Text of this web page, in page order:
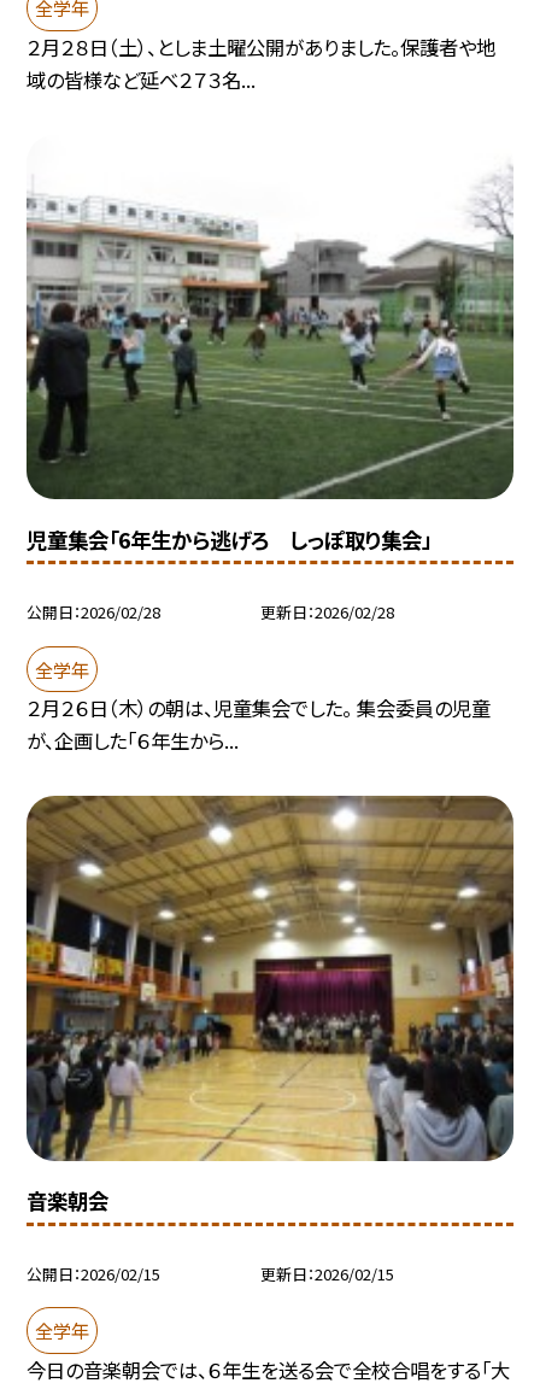
全学年
２月２８日（土）、としま土曜公開がありました。保護者や地
域の皆様など延べ２７３名...
児童集会「6年生から逃げろ しっぽ取り集会」
公開日 2026/02/28 更新日 2026/02/28
全学年
２月２６日（木）の朝は、児童集会でした。 集会委員の児童
が、企画した「６年生から...
音楽朝会
公開日 2026/02/15 更新日 2026/02/15
全学年
今日の音楽朝会では、６年生を送る会で全校合唱をする「大